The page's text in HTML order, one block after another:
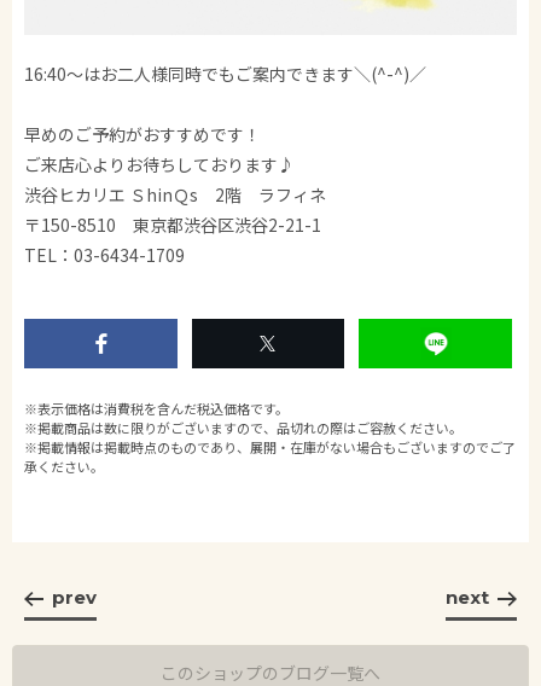
16:40〜はお二人様同時でもご案内できます＼(^-^)／
早めのご予約がおすすめです！
ご来店心よりお待ちしております♪
渋谷ヒカリエ ＳhinＱs 2階 ラフィネ
〒150-8510 東京都渋谷区渋谷2-21-1
TEL：03-6434-1709
※表示価格は消費税を含んだ税込価格です。
※掲載商品は数に限りがございますので、品切れの際はご容赦ください。
※掲載情報は掲載時点のものであり、展開・在庫がない場合もございますのでご了
承ください。
prev next
このショップのブログ一覧へ